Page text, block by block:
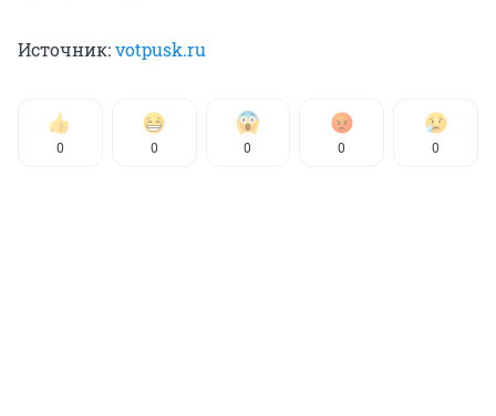
Источник:votpusk.ru
0 0 0 0 0